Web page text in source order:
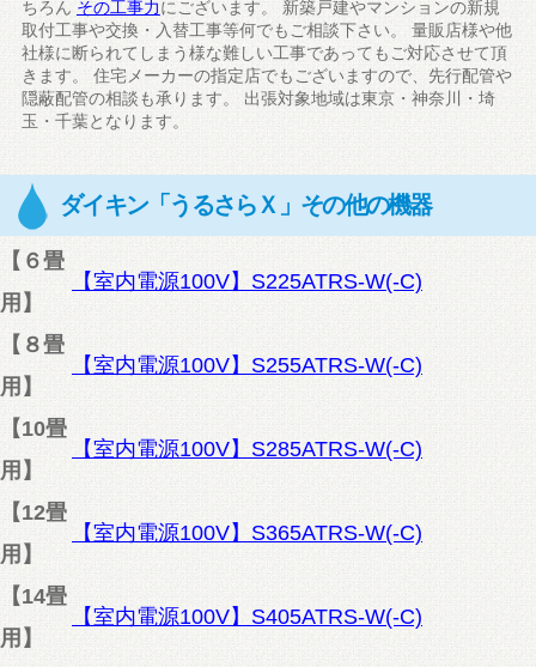
ちろん その工事力にございます。 新築戸建やマンションの新規
取付工事や交換・入替工事等何でもご相談下さい。 量販店様や他
社様に断られてしまう様な難しい工事であってもご対応させて頂
きます。 住宅メーカーの指定店でもございますので、先行配管や
隠蔽配管の相談も承ります。 出張対象地域は東京・神奈川・埼
玉・千葉となります。
ダイキン「うるさらＸ」その他の機器
【６畳
用】
【室内電源100V】S225ATRS-W(-C)
【８畳
用】
【室内電源100V】S255ATRS-W(-C)
【10畳
用】
【室内電源100V】S285ATRS-W(-C)
【12畳
用】
【室内電源100V】S365ATRS-W(-C)
【14畳
用】
【室内電源100V】S405ATRS-W(-C)